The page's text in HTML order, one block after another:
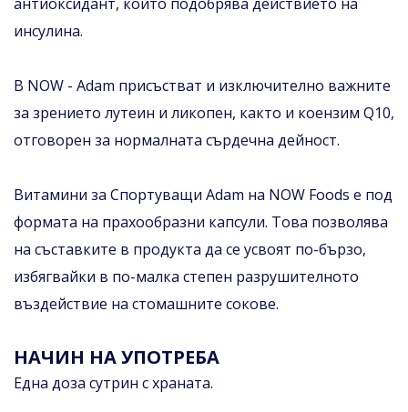
инсулина.
В NOW - Adam присъстват и изключително важните
за зрението лутеин и ликопен, както и коензим Q10,
отговорен за нормалната сърдечна дейност.
Витамини за Спортуващи Adam на NOW Foods е под
формата на прахообразни капсули. Това позволява
на съставките в продукта да се усвоят по-бързо,
избягвайки в по-малка степен разрушителното
въздействие на стомашните сокове.
НАЧИН НА УПОТРЕБА
Една доза сутрин с храната.